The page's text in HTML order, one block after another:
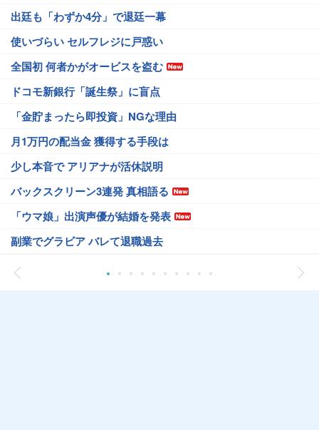
出廷も「わずか4分」で退廷一幕
使いづらい セルフレジに戸惑い
全国初 何者かがオービスを盗む
ドコモ新銀行「誕生祭」に盲点
「金貯まったら即投資」NGな理由
月1万円の配当金 獲得する手段は
少し本音で アリアナが活休説明
バックスクリーン3連発 真相語る
「ウマ娘」出演声優が結婚を発表
副業でグラビア バレて退職過去